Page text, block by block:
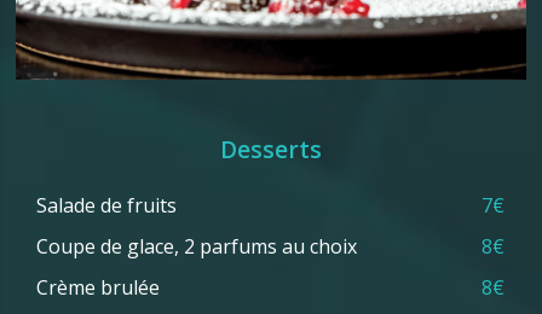
Desserts
Salade de fruits
7€
Coupe de glace, 2 parfums au choix
8€
Crème brulée
8€